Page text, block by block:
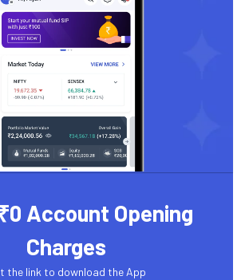
Account Opening
Charges
the link to download the App